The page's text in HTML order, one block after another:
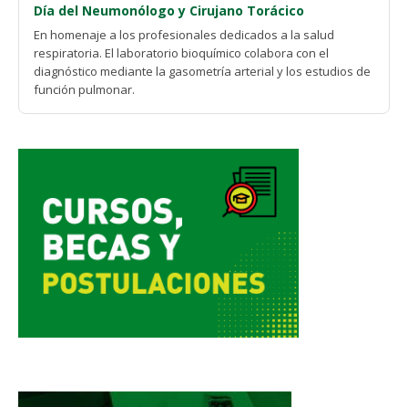
Día del Neumonólogo y Cirujano Torácico
En homenaje a los profesionales dedicados a la salud
respiratoria. El laboratorio bioquímico colabora con el
diagnóstico mediante la gasometría arterial y los estudios de
función pulmonar.